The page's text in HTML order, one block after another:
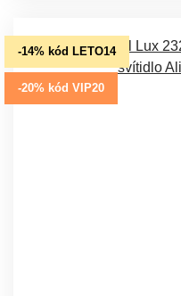
-14% kód LETO14
-20% kód VIP20